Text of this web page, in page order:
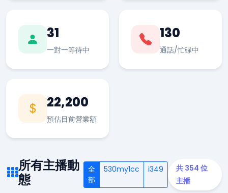
31
一對一等待中
130
通話/忙碌中
22,200
預估目前營業額
所有主播動
態
全
部
530my1cc i349
共 354 位
主播